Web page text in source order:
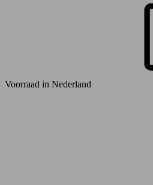
Voorraad in Nederland